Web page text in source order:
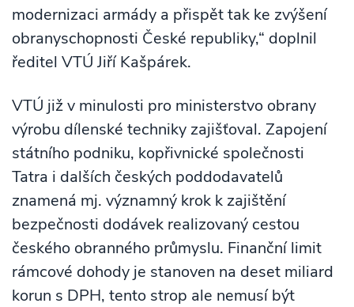
modernizaci armády a přispět tak ke zvýšení
obranyschopnosti České republiky,“ doplnil
ředitel VTÚ Jiří Kašpárek.
VTÚ již v minulosti pro ministerstvo obrany
výrobu dílenské techniky zajišťoval. Zapojení
státního podniku, kopřivnické společnosti
Tatra i dalších českých poddodavatelů
znamená mj. významný krok k zajištění
bezpečnosti dodávek realizovaný cestou
českého obranného průmyslu. Finanční limit
rámcové dohody je stanoven na deset miliard
korun s DPH, tento strop ale nemusí být